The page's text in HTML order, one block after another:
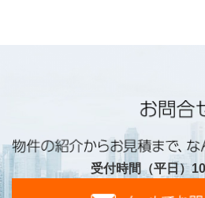
受付時間（平日）